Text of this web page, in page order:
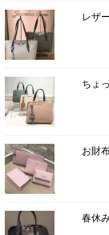
レザ
ちょ
お財
春休